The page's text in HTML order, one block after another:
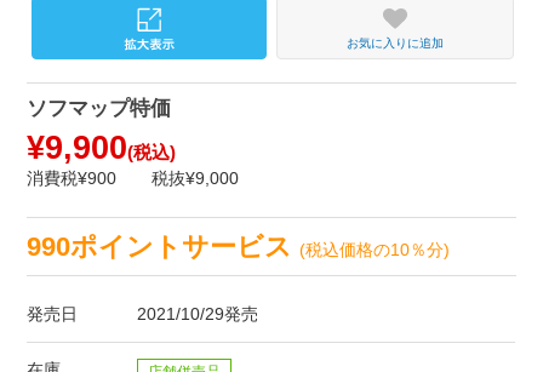
お気に入りに追加
ソフマップ特価
¥9,900(税込)
消費税¥900 税抜¥9,000
990ポイントサービス(税込価格の10％分)
発売日 2021/10/29発売